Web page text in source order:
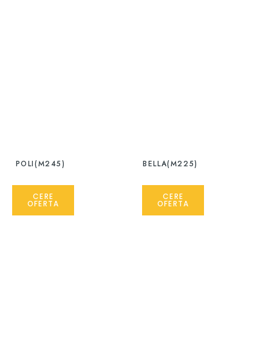
POLI(M245)
CERE
OFERTA
BELLA(M225)
CERE
OFERTA